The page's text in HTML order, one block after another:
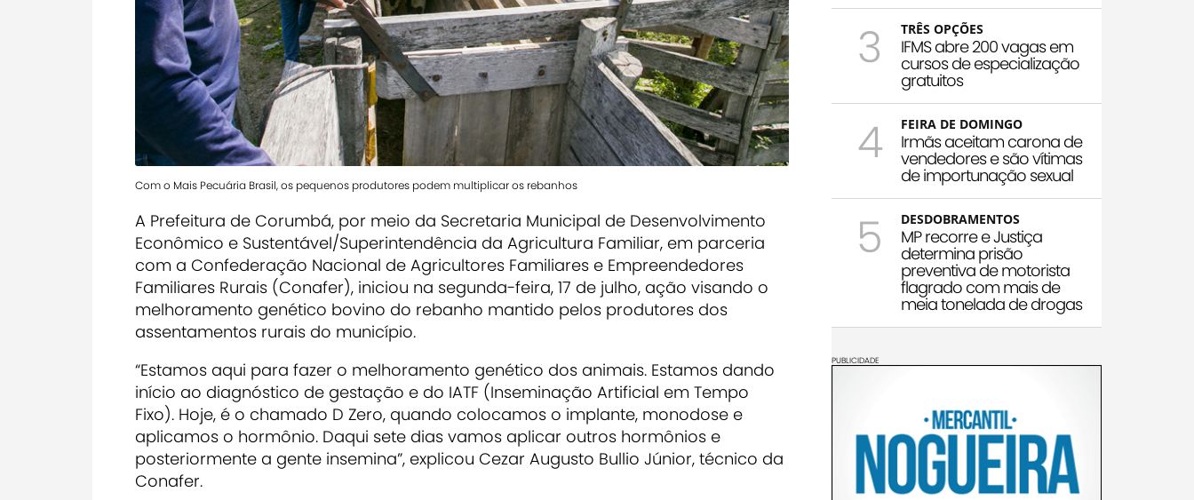
Com o Mais Pecuária Brasil, os pequenos produtores podem multiplicar os rebanhos
A Prefeitura de Corumbá, por meio da Secretaria Municipal de Desenvolvimento
Econômico e Sustentável/Superintendência da Agricultura Familiar, em parceria
com a Confederação Nacional de Agricultores Familiares e Empreendedores
Familiares Rurais (Conafer), iniciou na segunda-feira, 17 de julho, ação visando o
melhoramento genético bovino do rebanho mantido pelos produtores dos
assentamentos rurais do município.
“Estamos aqui para fazer o melhoramento genético dos animais. Estamos dando
início ao diagnóstico de gestação e do IATF (Inseminação Artificial em Tempo
Fixo). Hoje, é o chamado D Zero, quando colocamos o implante, monodose e
aplicamos o hormônio. Daqui sete dias vamos aplicar outros hormônios e
posteriormente a gente insemina”, explicou Cezar Augusto Bullio Júnior, técnico da
Conafer.
3 TRÊS OPÇÕES
IFMS abre 200 vagas em
cursos de especialização
gratuitos
4 FEIRA DE DOMINGO
Irmãs aceitam carona de
vendedores e são vítimas
de importunação sexual
5 DESDOBRAMENTOS
MP recorre e Justiça
determina prisão
preventiva de motorista
flagrado com mais de
meia tonelada de drogas
PUBLICIDADE